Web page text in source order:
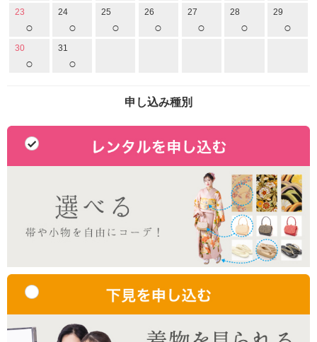
23
○
24
○
25
○
26
○
27
○
28
○
29
○
30
○
31
○
申し込み種別